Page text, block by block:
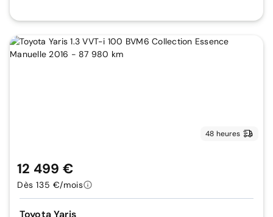
48 heures
Toyota Yaris
12 499 €
Dès 135 €/mois